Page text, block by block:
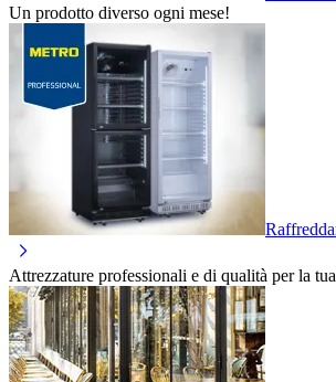
Un prodotto diverso ogni mese!
Attrezzature professionali e di qualità per la